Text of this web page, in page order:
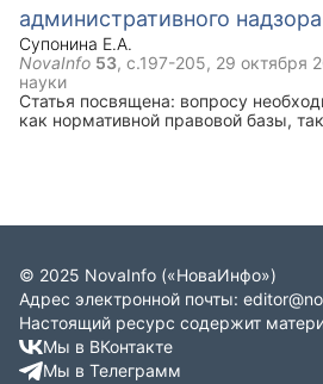
административного надзора
Супонина Е.А.
NovaInfo 53, с.197-205, 29 октября
науки
Статья посвящена: вопросу
как нормативной правовой базы,
© 2025 NovaInfo («НоваИнфо»)
Адрес электронной почты:
Настоящий ресурс содержит
Мы в ВКонтакте
Мы в Телеграмм